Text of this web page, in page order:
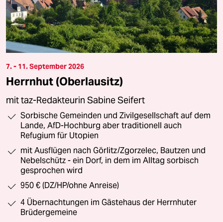
7. - 11. September 2026
Herrnhut (Oberlausitz)
mit taz-Redakteurin Sabine Seifert
Sorbische Gemeinden und Zivilgesellschaft auf dem
Lande, AfD-Hochburg aber traditionell auch
Refugium für Utopien
mit Ausflügen nach Görlitz/Zgorzelec, Bautzen und
Nebelschütz - ein Dorf, in dem im Alltag sorbisch
gesprochen wird
950 € (DZ/HP/ohne Anreise)
4 Übernachtungen im Gästehaus der Herrnhuter
Brüdergemeine